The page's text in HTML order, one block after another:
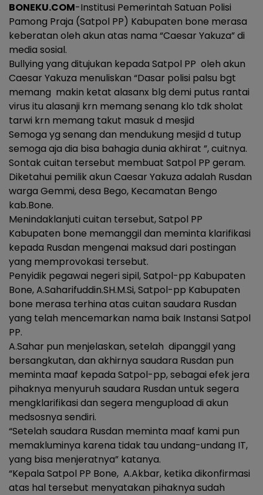
BONEKU.COM-Institusi Pemerintah Satuan Polisi
Pamong Praja (Satpol PP) Kabupaten bone merasa
keberatan oleh akun atas nama “Caesar Yakuza” di
media sosial.
Bullying yang ditujukan kepada Satpol PP oleh akun
Caesar Yakuza menuliskan “Dasar polisi palsu bgt
memang makin ketat alasanx blg demi putus rantai
virus itu alasanji krn memang senang klo tdk sholat
tarwi krn memang takut masuk d mesjid
Semoga yg senang dan mendukung mesjid d tutup
semoga aja dia bisa bahagia dunia akhirat ”, cuitnya.
Sontak cuitan tersebut membuat Satpol PP geram.
Diketahui pemilik akun Caesar Yakuza adalah Rusdan
warga Gemmi, desa Bego, Kecamatan Bengo
kab.Bone.
Menindaklanjuti cuitan tersebut, Satpol PP
Kabupaten bone memanggil dan meminta klarifikasi
kepada Rusdan mengenai maksud dari postingan
yang memprovokasi tersebut.
Penyidik pegawai negeri sipil, Satpol-pp Kabupaten
Bone, A.Saharifuddin.SH.M.Si, Satpol-pp Kabupaten
bone merasa terhina atas cuitan saudara Rusdan
yang telah mencemarkan nama baik Instansi Satpol
PP.
A.Sahar pun menjelaskan, setelah dipanggil yang
bersangkutan, dan akhirnya saudara Rusdan pun
meminta maaf kepada Satpol-pp, sebagai efek jera
pihaknya menyuruh saudara Rusdan untuk segera
mengklarifikasi dan segera mengupload di akun
medsosnya sendiri.
“Setelah saudara Rusdan meminta maaf kami pun
memakluminya karena tidak tau undang-undang IT,
yang bisa menjeratnya” katanya.
“Kepala Satpol PP Bone, A.Akbar, ketika dikonfirmasi
atas hal tersebut menyatakan pihaknya sudah